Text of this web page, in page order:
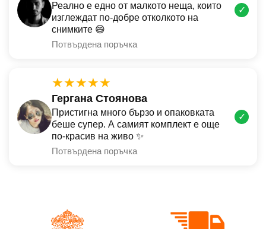
Реално е едно от малкото неща, които
изглеждат по-добре отколкото на
снимките 😄
Потвърдена поръчка
✓
★★★★★
Гергана Стоянова
Пристигна много бързо и опаковката
беше супер. А самият комплект е още
по-красив на живо ✨
Потвърдена поръчка
✓